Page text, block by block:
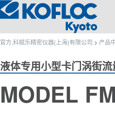
官方,科赋乐精密仪器(上海)有限公司 > 产品
液体专用小型卡门涡街
MODEL